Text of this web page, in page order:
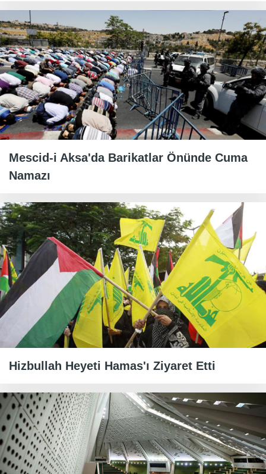
Mescid-i Aksa'da Barikatlar Önünde Cuma
Namazı
Hizbullah Heyeti Hamas'ı Ziyaret Etti